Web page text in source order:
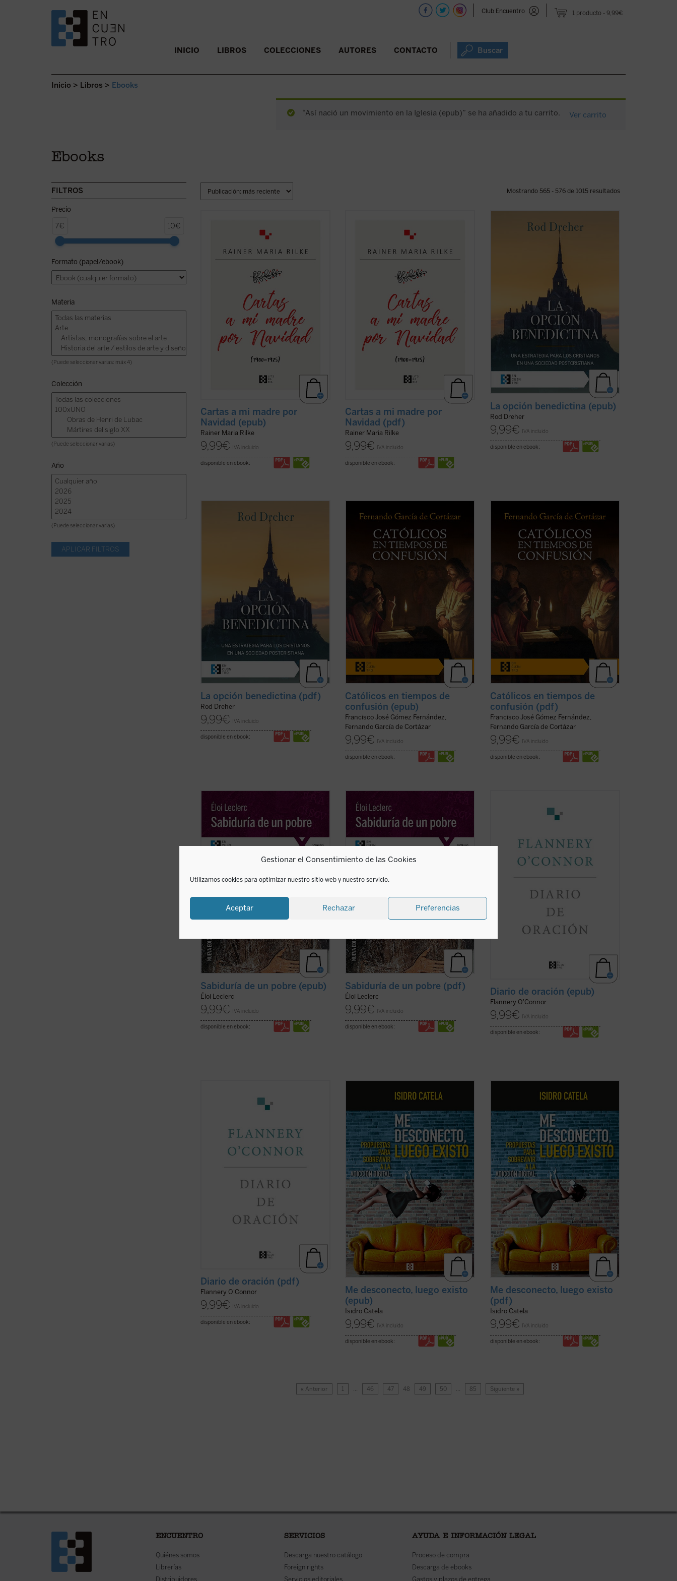
Gestionar el Consentimiento de las Cookies
Utilizamos cookies para optimizar nuestro sitio web y nuestro servicio.
Aceptar Rechazar Preferencias
1 producto 9,99€
Club Encuentro
SALTAR AL CONTENIDO. INICIO LIBROS COLECCIONES AUTORES CONTACTO Buscar
Inicio > Libros > Ebooks
“Así nació un movimiento en la Iglesia (epub)” se ha añadido a tu carrito. Ver carrito
Ebooks
FILTROS
Precio
7€ 10€
Formato (papel/ebook)
Materia
(Puede seleccionar varias: máx 4)
Colección
(Puede seleccionar varias)
Año
(Puede seleccionar varias)
Mostrando 565 - 576 de 1015 resultados
correspondencia navideña con su madre
están escritas con gran delicadeza
conmovedores, como el que la
correspondencia nunca se ...
Cartas a mi madre por
Navidad (epub)
Rainer Maria Rilke
9,99€ IVA incluido
disponible en ebook:
correspondencia navideña con su madre
están escritas con gran delicadeza
conmovedores, como el que la
correspondencia nunca se ...
Cartas a mi madre por
Navidad (pdf)
Rainer Maria Rilke
9,99€ IVA incluido
disponible en ebook:
La opción benedictina , posiblemente el
libro de contenido religioso más
importante y discutido de la última
década, propone al lector, en estos
tiempos de confusión, el retorno a la
propuesta de vida de san Benito de
(ver ficha)
La opción benedictina (epub)
Rod Dreher
9,99€ IVA incluido
disponible en ebook:
La opción benedictina, posiblemente el
libro de contenido religioso más
importante y discutido de la última
década, propone al lector, en estos
tiempos de confusión, el retorno a la
propuesta de vida de san Benito de
(ver ficha)
La opción benedictina (pdf)
Rod Dreher
9,99€ IVA incluido
disponible en ebook:
Católicos en tiempos de confusiónes un
de tradición cristiana vuelva a ser la
referencia que nos defina, de tal forma
que nuestros valores, los propios de la
civilización occidental, recuperen su ...
(ver ficha)
Católicos en tiempos de
confusión (epub)
Francisco José Gómez Fernández,
Fernando García de Cortázar
9,99€ IVA incluido
disponible en ebook:
Católicos en tiempos de confusiónes un
de tradición cristiana vuelva a ser la
referencia que nos defina, de tal forma
que nuestros valores, los propios de la
civilización occidental, recuperen su ...
(ver ficha)
Católicos en tiempos de
confusión (pdf)
Francisco José Gómez Fernández,
Fernando García de Cortázar
9,99€ IVA incluido
disponible en ebook:
En este gran clásico de la literatura
Leclerc lleva a cabo una entrañable
relectura de la «sabiduría» del Pobrecillo
de Asís, llena de fuerte sensibilidad
(ver ficha)
Sabiduría de un pobre (epub)
Éloi Leclerc
9,99€ IVA incluido
disponible en ebook:
En este gran clásico de la literatura
Leclerc lleva a cabo una entrañable
relectura de la «sabiduría» del Pobrecillo
de Asís, llena de fuerte sensibilidad
totalmente ...(ver ficha)
Sabiduría de un pobre (pdf)
Éloi Leclerc
9,99€ IVA incluido
disponible en ebook:
contenía una serie de «cartas dirigidas a
terminó era evidente que la escritura del
diario había supuesto un cambio en su
(ver ficha)
Diario de oración (epub)
Flannery O'Connor
9,99€ IVA incluido
disponible en ebook:
contenía una serie de «cartas dirigidas a
terminó era evidente que la escritura del
diario había supuesto un cambio en su
(ver ficha)
Diario de oración (pdf)
Flannery O'Connor
9,99€ IVA incluido
disponible en ebook:
La escena en la que un grupo de jóvenes
unas cervezas y, abortos en las pantallas,
con la cerviz agachada, permanecen
whatsappeandocada uno por su lado, se
nos ha hecho por desgracia habitual. No
es ...(ver ficha)
Me desconecto, luego existo
(epub)
Isidro Catela
9,99€ IVA incluido
disponible en ebook:
La escena en la que un grupo de jóvenes
unas cervezas y, abortos en las pantallas,
con la cerviz agachada, permanecen
whatsappeandocada uno por su lado, se
nos ha hecho por desgracia habitual. No
es ...(ver ficha)
Me desconecto, luego existo
(pdf)
Isidro Catela
9,99€ IVA incluido
disponible en ebook:
« Anterior 1 … 46 47 48 49 50 … 85 Siguiente »
ENCUENTRO
Quiénes somos
Librerías
Distribuidores
SERVICIOS
Descarga nuestro catálogo
Foreign rights
Servicios editoriales
AYUDA E INFORMACIÓN LEGAL
Proceso de compra
Descarga de ebooks
Gastos y plazos de entrega